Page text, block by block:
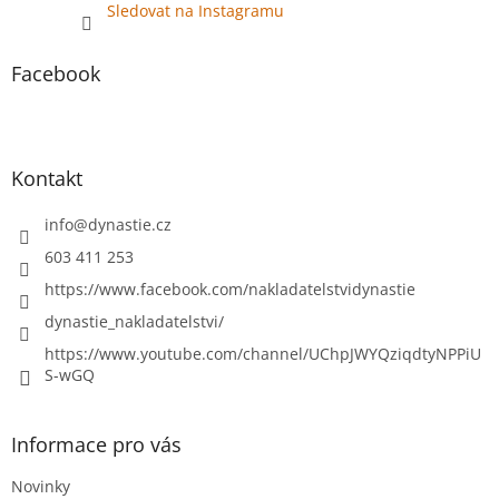
Sledovat na Instagramu
Facebook
Kontakt
info@dynastie.cz
603 411 253
https://www.facebook.com/nakladatelstvidynastie
dynastie_nakladatelstvi/
https://www.youtube.com/channel/UChpJWYQziqdtyNPPiU
S-wGQ
Informace pro vás
Novinky